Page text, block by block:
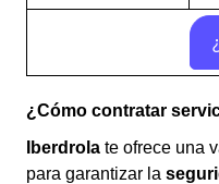
¿Cómo contratar
Iberdrola te ofrece una
para garantizar la